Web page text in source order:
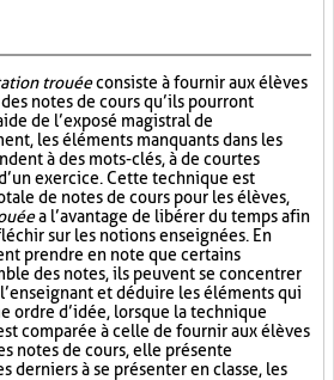
trouéeconsiste à fournir aux élèves
notes de cours qu’ils pourront
de l’exposé magistral de
les éléments manquants dans les
à des mots-clés, à de courtes
exercice. Cette technique est
de notes de cours pour les élèves,
a l’avantage de libérer du temps afin
sur les notions enseignées. En
prendre en note que certains
des notes, ils peuvent se concentrer
et déduire les éléments qui
ordre d’idée, lorsque la technique
comparée à celle de fournir aux élèves
notes de cours, elle présente
derniers à se présenter en classe, les